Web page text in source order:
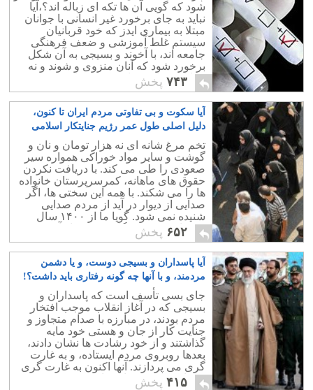
شود که گویی آن ها تکه ای زباله اند؟،آیا
نباید به جای برخورد غیر انسانی با جوانان
مبتلا به بیماری ایدز که خود قربانیان
سیستم غلط آموزشی و ضعف فرهنگی
جامعه اند، با آخوند و بسیجی به آن شکل
برخورد شود که آنان منزوی و شوند و نه
جوانان بیمار درمانده کشورمان؟.
۷۴۳ پخش
آیا سکوت و بی تفاوتی مردم ایران تا کنون،
دلیل اصلی طول عمر رژیم جنایتکار اسلامی
نبوده است؟
۱۲
تخم مرغ شانه ای نه هزار تومان و نان و
گوشت و سایر مواد خوراکی همواره سیر
صعودی را طی می کند. با دریافت نکردن
حقوق های ماهانه، کمرسرپرستان خانواده
ها را می شکند. با همه این سختی ها، اگر
صدایی از دیوار در آید از مردم صدایی
شنیده نمی شود. گویا ما از ۱۴۰۰ سال
پیش از زمره مردگانیم و خود از آن بی
خبریم.
۶۵۲ پخش
آیا پاسداران و بسیجی دوست، و یا دشمن
مردمند، و با آنها چه گونه رفتاری باید داشت؟!
جای بسی تأسف است که پاسداران و
بسیجی که در آغاز انقلاب موجب افتخار
مردم بودند، در مبارزه با صدام متجاوز و
جنایت کار از جان و هستی خود مایه
گذاشتند و از خود رشادت ها نشان دادند،
بعدها روبروی مردم ایستاده، و به غارت
گری می پردازند. آنها اکنون به غارت گری
و تجاوز کشور پرداخته اند.
۴۱۵ پخش